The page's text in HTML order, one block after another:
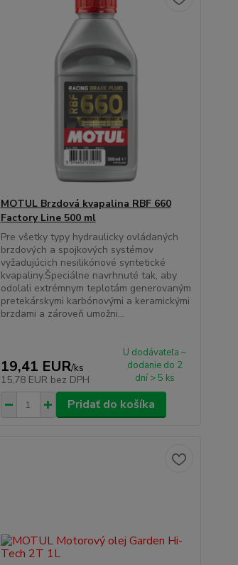
MOTUL Brzdová kvapalina RBF 660
Factory Line 500 ml
Pre všetky typy hydraulicky ovládaných
brzdových a spojkových systémov
vyžadujúcich nesilikónové syntetické
kvapaliny.Špeciálne navrhnuté tak, aby
odolali extrémnym teplotám generovaným
pretekárskymi karbónovými a keramickými
brzdami a zároveň umožni...
19,41 EUR/ks
15,78 EUR bez DPH
U dodávateľa –
dodanie do 2
dní > 5 ks
Pridať do košíka